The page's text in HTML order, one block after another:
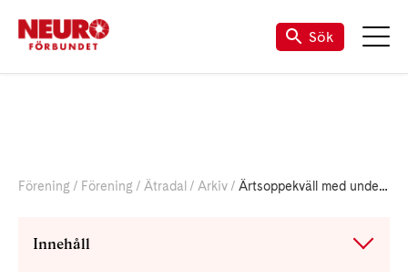
Sök
Förening Förening Ätradal Arkiv Ärtsoppekväll med underhållning
Innehåll